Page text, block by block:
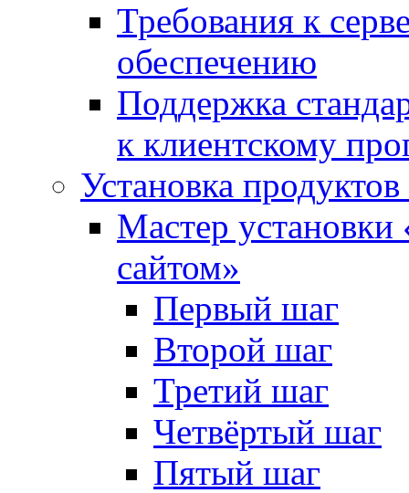
Требования к
обеспечению
Поддержка
к клиентскому
Установка
Мастер
сайтом»
Первый шаг
Второй шаг
Третий шаг
Четвёртый шаг
Пятый шаг